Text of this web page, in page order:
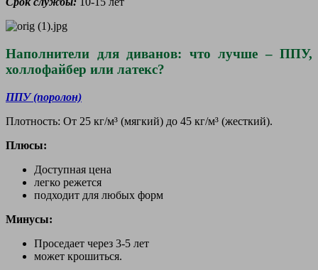
Наполнители для диванов: что лучше – ППУ,
холлофайбер или латекс?
ППУ (поролон)
Плотность: От 25 кг/м³ (мягкий) до 45 кг/м³ (жесткий).
Плюсы:
Доступная цена
легко режется
подходит для любых форм
Минусы:
Проседает через 3-5 лет
может крошиться.